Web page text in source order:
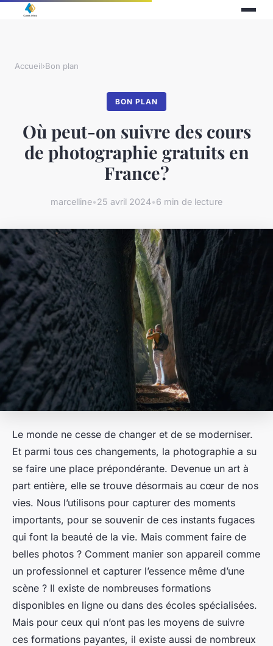
Accueil›Bon plan
BON PLAN
Où peut-on suivre des cours
de photographie gratuits en
France?
marcelline•25 avril 2024•6 min de lecture
Le monde ne cesse de changer et de se moderniser.
Et parmi tous ces changements, la photographie a su
se faire une place prépondérante. Devenue un art à
part entière, elle se trouve désormais au cœur de nos
vies. Nous l’utilisons pour capturer des moments
importants, pour se souvenir de ces instants fugaces
qui font la beauté de la vie. Mais comment faire de
belles photos ? Comment manier son appareil comme
un professionnel et capturer l’essence même d’une
scène ? Il existe de nombreuses formations
disponibles en ligne ou dans des écoles spécialisées.
Mais pour ceux qui n’ont pas les moyens de suivre
ces formations payantes, il existe aussi de nombreux